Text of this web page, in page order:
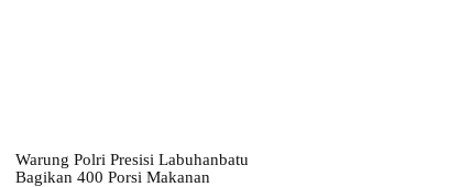
Warung Polri Presisi Labuhanbatu
Bagikan 400 Porsi Makanan